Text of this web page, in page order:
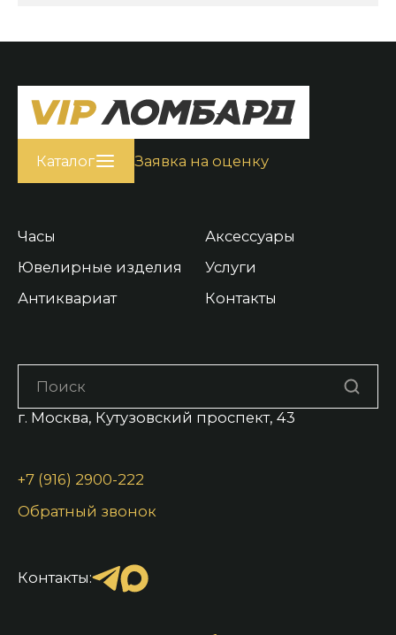
Каталог Заявка на оценку
Часы
Ювелирные изделия
Антиквариат
Аксессуары
Услуги
Контакты
г. Москва, Кутузовский проспект, 43
+7 (916) 2900-222
Обратный звонок
Контакты: